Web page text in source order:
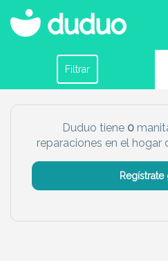
Servicios de manitas y
Filtrar
Filtrar por horario
Chico
Más servicio del dudú
Duduo tiene 0
reparaciones en el hogar
Regístrate